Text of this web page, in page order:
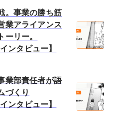
。事業の勝ち筋
業アライアンス
リー。
ンタビュー】
業部責任者が語
づくり
ンタビュー】